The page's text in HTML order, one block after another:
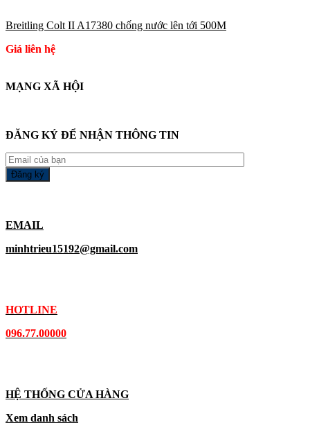
Breitling Colt II A17380 chống nước lên tới 500M
Giá liên hệ
MẠNG XÃ HỘI
ĐĂNG KÝ ĐỂ NHẬN THÔNG TIN
EMAIL
minhtrieu15192@gmail.com
HOTLINE
096.77.00000
HỆ THỐNG CỬA HÀNG
Xem danh sách